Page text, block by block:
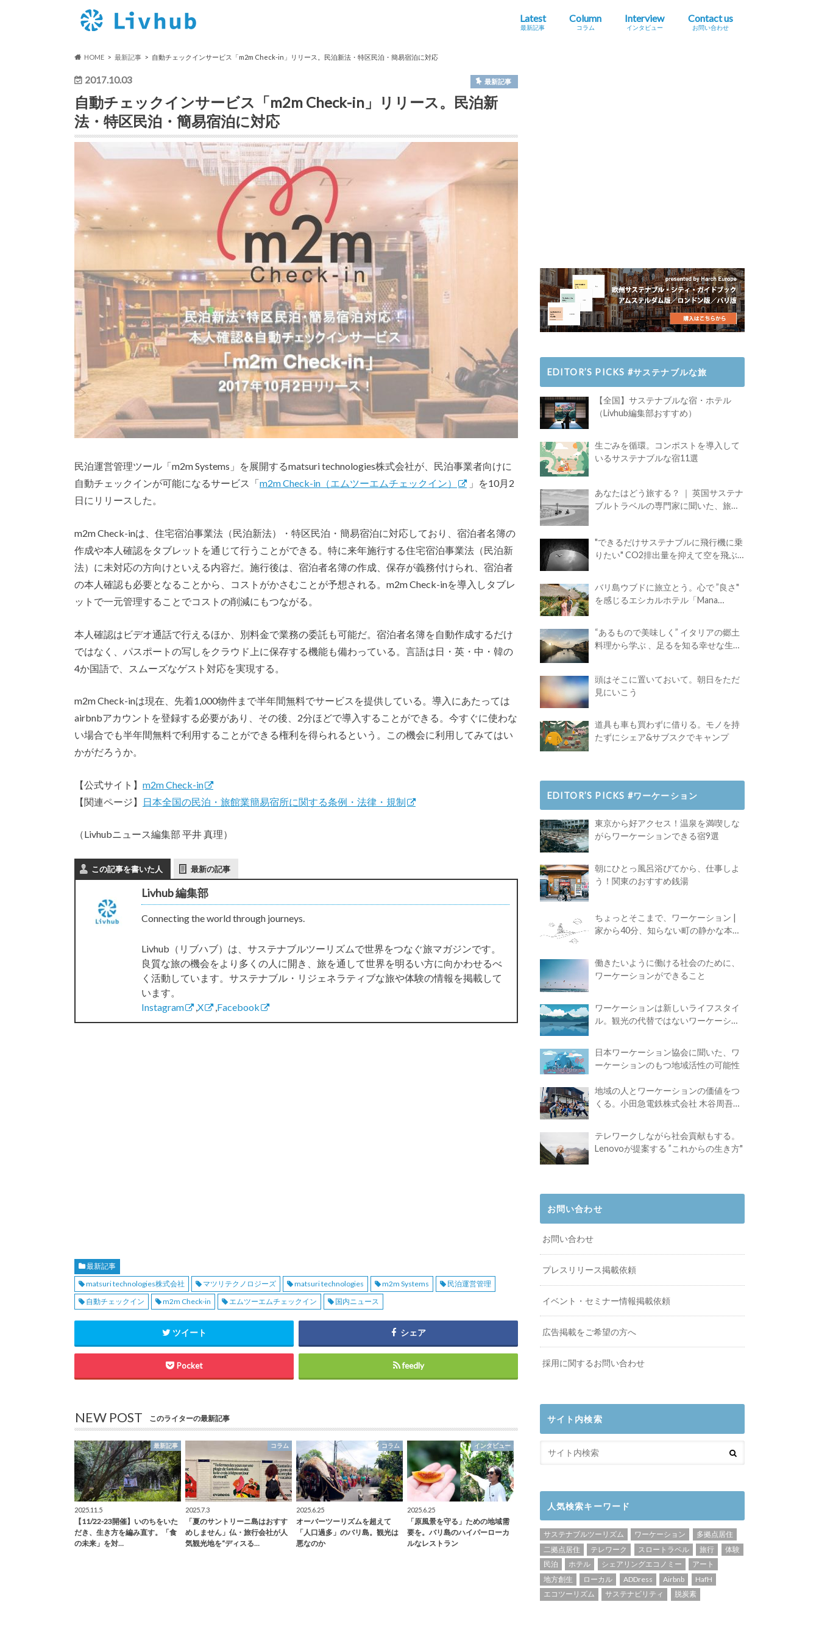
Latest
最新記事
Column
コラム
Interview
インタビュー
Contact us
お問い合わせ
HOME 最新記事 自動チェックインサービス「m2m Check-in」リリース。民泊新法・特区民泊・簡易宿泊に対応
2017.10.03 最新記事
自動チェックインサービス「m2m Check-in」リリース。民泊新
法・特区民泊・簡易宿泊に対応
民泊運営管理ツール「m2m​ ​Systems」を展開するmatsuri​ ​technologies株式会社が、民泊事業者向けに
自動チェックインが可能になるサービス「m2m Check-in（エムツーエムチェックイン）
」を10月2
日にリリースした。
m2m Check-inは、住宅宿泊事業法（民泊新法）・特区民泊・簡易宿泊に対応しており、宿泊者名簿の
作成や本人確認をタブレットを通じて行うことができる。特に来年施行する住宅宿泊事業法（民泊新
法）に未対応の方向けといえる内容だ。施行後は、宿泊者名簿の作成、保存が義務付けられ、宿泊者
の本人確認も必要となることから、コストがかさむことが予想される。m2m Check-inを導入しタブレ
ットで一元管理することでコストの削減にもつながる。
本人確認はビデオ通話で行えるほか、別料金で業務の委託も可能だ。宿泊者名簿を自動作成するだけ
ではなく、パスポートの写しをクラウド上に保存する機能も備わっている。言語は日・英・中・韓の
4か国語で、スムーズなゲスト対応を実現する。
m2m Check-inは現在、先着1,000物件まで半年間無料でサービスを提供している。導入にあたっては
airbnbアカウントを登録する必要があり、その後、2分ほどで導入することができる。今すぐに使わな
い場合でも半年間無料で利用することができる権利を得られるという。この機会に利用してみてはい
かがだろうか。
【公式サイト】 m2m Check-in
【関連ページ】
日本全国の民泊・旅館業簡易宿所に関する条例・法律・規制
（Livhubニュース編集部 平井 真理）
この記事を書いた人 最新の記事
Livhub 編集部
Connecting the world through journeys.
Livhub（リブハブ）は、サステナブルツーリズムで世界をつなぐ旅マガジンです。
良質な旅の機会をより多くの人に開き、旅を通して世界を明るい方に向かわせるべ
く活動しています。サステナブル・リジェネラティブな旅や体験の情報を掲載して
います。
Instagram
X Facebook
最新記事
matsuri technologies株式会社
マツリテクノロジーズ matsuri technologies m2m Systems
民泊運営管理
自動チェックイン
m2m Check-in エムツーエムチェックイン 国内ニュース
ツイート シェア
Pocket feedly
NEW POST このライターの最新記事
最新記事
2025.11.5
【11/22-23開催】いのちをいた
だき、生き方を編み直す。「食
の未来」を対…
コラム
2025.7.3
「夏のサントリーニ島はおすす
めしません」仏・旅行会社が人
気観光地を“ディスる…
コラム
2025.6.25
オーバーツーリズムを超えて
「人口過多」のバリ島。観光は
悪なのか
インタビュー
2025.6.25
「原風景を守る」ための地域需
要を。バリ島のハイパーローカ
ルなレストラン
EDITOR’S PICKS #サステナブルな旅
【全国】サステナブルな宿・ホテル
（Livhub編集部おすすめ）
生ごみを循環。コンポストを導入して
いるサステナブルな宿11選
あなたはどう旅する？ ｜ 英国サステナ
ブルトラベルの専門家に聞いた、旅の
"できるだけサステナブルに飛行機に乗
りたい" CO2排出量を抑えて空を飛ぶ
バリ島ウブドに旅立とう。心で ”良さ"
を感じるエシカルホテル「Mana
“あるもので美味しく” イタリアの郷土
料理から学ぶ 、足るを知る幸せな生き
頭はそこに置いておいて。朝日をただ
見にいこう
道具も車も買わずに借りる。モノを持
たずにシェア&サブスクでキャンプ
EDITOR’S PICKS #ワーケーション
東京から好アクセス！温泉を満喫しな
がらワーケーションできる宿9選
朝にひとっ風呂浴びてから、仕事しよ
う！関東のおすすめ銭湯
ちょっとそこまで、ワーケーション |
家から40分、知らない町の静かな本屋
働きたいように働ける社会のために、
ワーケーションができること
ワーケーションは新しいライフスタイ
ル。観光の代替ではないワーケーショ
日本ワーケーション協会に聞いた、ワ
ーケーションのもつ地域活性の可能性
地域の人とワーケーションの価値をつ
くる。小田急電鉄株式会社 木谷周吾さ
テレワークしながら社会貢献もする。
Lenovoが提案する ”これからの生き方"
お問い合わせ
お問い合わせ
プレスリリース掲載依頼
イベント・セミナー情報掲載依頼
広告掲載をご希望の方へ
採用に関するお問い合わせ
サイト内検索
人気検索キーワード
サステナブルツーリズム ワーケーション
多拠点居住
二拠点居住
テレワーク スロートラベル 旅行
体験
民泊
ホテル シェアリングエコノミー
アート
地方創生
ローカル ADDress Airbnb
HafH
エコツーリズム
サステナビリティ 脱炭素